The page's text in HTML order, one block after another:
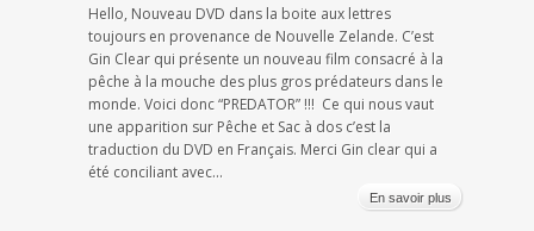
Hello, Nouveau DVD dans la boite aux lettres
toujours en provenance de Nouvelle Zelande. C’est
Gin Clear qui présente un nouveau film consacré à la
pêche à la mouche des plus gros prédateurs dans le
monde. Voici donc “PREDATOR” !!! Ce qui nous vaut
une apparition sur Pêche et Sac à dos c’est la
traduction du DVD en Français. Merci Gin clear qui a
été conciliant avec...
En savoir plus